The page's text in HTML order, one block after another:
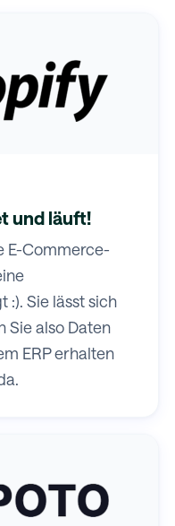
und läuft!
E-Commerce-
:). Sie lässt sich
Sie also Daten
ERP erhalten